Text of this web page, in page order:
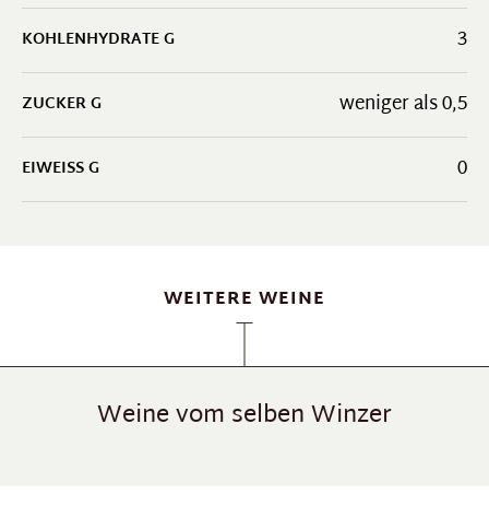
KOHLENHYDRATE G 3
ZUCKER G weniger als 0,5
EIWEISS G 0
WEITERE WEINE
Weine vom selben Winzer